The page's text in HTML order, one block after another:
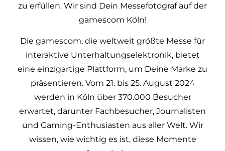
zu erfüllen. Wir sind Dein Messefotograf auf der
gamescom Köln!
Die gamescom, die weltweit größte Messe für
interaktive Unterhaltungselektronik, bietet
eine einzigartige Plattform, um Deine Marke zu
präsentieren. Vom 21. bis 25. August 2024
werden in Köln über 370.000 Besucher
erwartet, darunter Fachbesucher, Journalisten
und Gaming-Enthusiasten aus aller Welt. Wir
wissen, wie wichtig es ist, diese Momente